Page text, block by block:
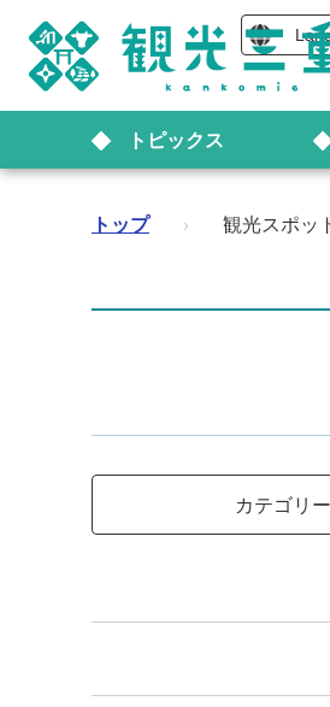
トピックス
トップ › 観光スポッ
カテゴリ